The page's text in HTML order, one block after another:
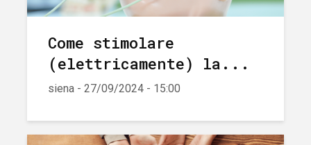
Come stimolare
(elettricamente) la...
siena - 27/09/2024 - 15:00